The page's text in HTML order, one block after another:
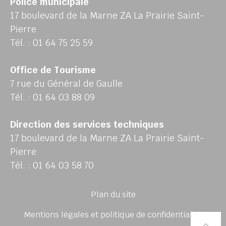
17 boulevard de la Marne ZA La Prairie Saint-
Pierre
Tél. : 01 64 75 25 59
Office de Tourisme
7 rue du Général de Gaulle
Tél. : 01 64 03 88 09
Direction des services techniques
17 boulevard de la Marne ZA La Prairie Saint-
Pierre
Tél. : 01 64 03 58 70
Plan du site
Mentions légales et politique de confidentialité